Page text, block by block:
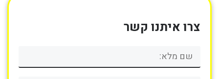
צרו איתנו קשר